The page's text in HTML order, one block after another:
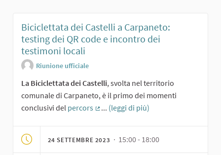
Biciclettata dei Castelli a Carpaneto:
testing dei QR code e incontro dei
testimoni locali
Riunione ufficiale
La Biciclettata dei Castelli, svolta nel territorio
comunale di Carpaneto, è il primo dei momenti
conclusivi del percors
... (leggi di più)
24 SETTEMBRE 2023 · 15:00 - 18:00